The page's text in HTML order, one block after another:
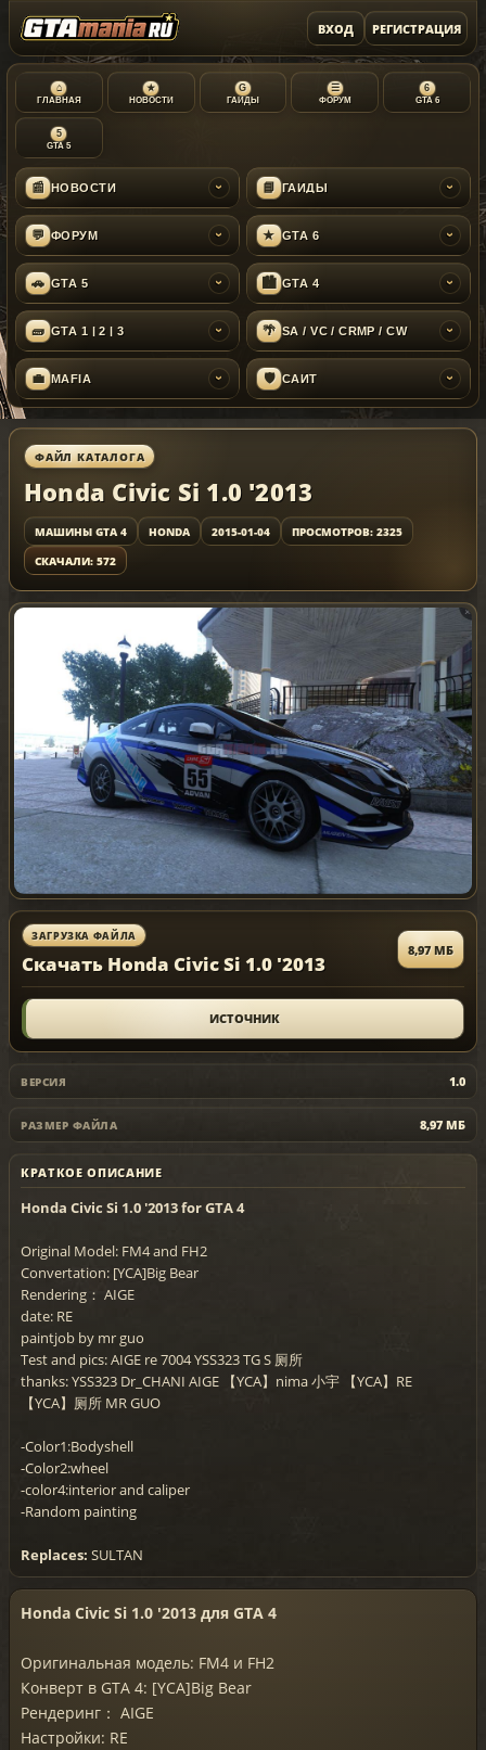
ВХОД РЕГИСТРАЦИЯ
⌂
ГЛАВНАЯ
★
НОВОСТИ
G
ГАЙДЫ
☰
ФОРУМ
6
GTA 6
5
GTA 5
📰 НОВОСТИ › 📘 ГАЙДЫ ›
💬 ФОРУМ › ★ GTA 6 ›
🚗 GTA 5 › 🏙 GTA 4 ›
🧱 GTA 1 | 2 | 3 › 🌴 SA / VC / CRMP / CW ›
💼 MAFIA › 🛡 САЙТ ›
ФАЙЛ КАТАЛОГА
Honda Civic Si 1.0 '2013
МАШИНЫ GTA 4 HONDA 2015-01-04
ПРОСМОТРОВ: 2325
СКАЧАЛИ: 572
ЗАГРУЗКА ФАЙЛА
Скачать Honda Civic Si 1.0 '2013
8,97 МБ
ИСТОЧНИК
ВЕРСИЯ 1.0
РАЗМЕР ФАЙЛА 8,97 МБ
КРАТКОЕ ОПИСАНИЕ
Honda Civic Si 1.0 '2013 for GTA 4
Original Model: FM4 and FH2
Convertation: [YCA]Big Bear
Rendering： AIGE
date: RE
paintjob by mr guo
Test and pics: AIGE re 7004 YSS323 TG S 厕所
thanks: YSS323 Dr_CHANI AIGE 【YCA】nima 小宇 【YCA】RE
【YCA】厕所 MR GUO
-Color1:Bodyshell
-Color2:wheel
-color4:interior and caliper
-Random painting
Replaces: SULTAN
Honda Civic Si 1.0 '2013 для GTA 4
Оригинальная модель: FM4 и FH2
Конверт в GTA 4: [YCA]Big Bear
Рендеринг： AIGE
Настройки: RE